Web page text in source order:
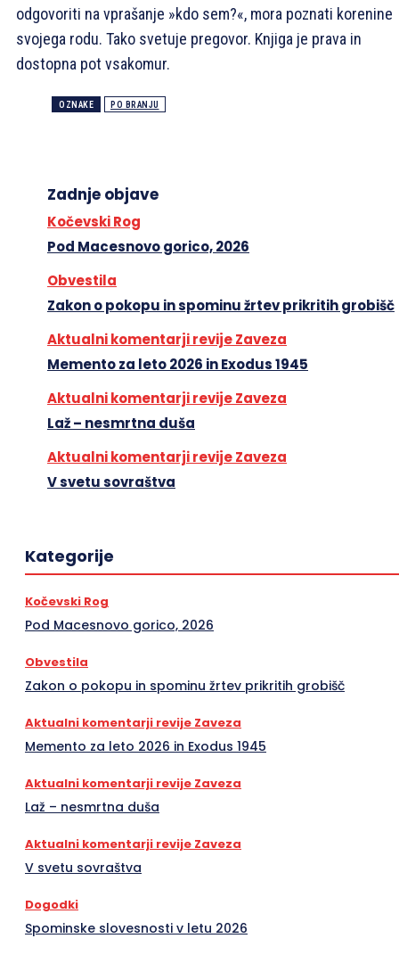
odgovoriti na vprašanje »kdo sem?«, mora poznati korenine
svojega rodu. Tako svetuje pregovor. Knjiga je prava in
dostopna pot vsakomur.
OZNAKE PO BRANJU
Zadnje objave
Kočevski Rog
Pod Macesnovo gorico, 2026
Obvestila
Zakon o pokopu in spominu žrtev prikritih grobišč
Aktualni komentarji revije Zaveza
Memento za leto 2026 in Exodus 1945
Aktualni komentarji revije Zaveza
Laž – nesmrtna duša
Aktualni komentarji revije Zaveza
V svetu sovraštva
Kategorije
Kočevski Rog
Pod Macesnovo gorico, 2026
Obvestila
Zakon o pokopu in spominu žrtev prikritih grobišč
Aktualni komentarji revije Zaveza
Memento za leto 2026 in Exodus 1945
Aktualni komentarji revije Zaveza
Laž – nesmrtna duša
Aktualni komentarji revije Zaveza
V svetu sovraštva
Dogodki
Spominske slovesnosti v letu 2026